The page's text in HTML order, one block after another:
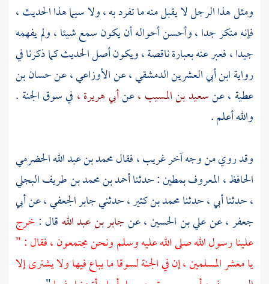
ومثل هذا الرجل لا يقبل منه ما تفرد به ، ولا سيما هذا الحديث ،
فإنه منكر جدا ، وأحسن أحواله أن يكون سمع شيئا ، ولم يفهمه
جيدا ، فعبر عنه بعبارة ناقصة ، ويكون أصل الحديث كما ذكرنا في
روايةابن أبي العشرين الدمشقي ،عنالأوزاعي ،عنحسان بن
عطية ،عنسعيد بن المسيب ،عنأبي هريرة ، في سوق الجنة .
والله أعلم .
وقد روي من وجه آخر غريب ، فقالمحمد بن عبد الله الحضرمي
الحافظ ، المعروف بمطين: حدثناأحمد بن محمد بن طريف البجلي
،حدثنا أبي ، حدثنامحمد بن كثير ،حدثنيجابر الجعفي ،عنأبي
جعفر ،عنعلي بن الحسين ،عنجابر بن عبد اللهقال : خرج
علينا رسول الله صلى الله عليه وسلم ونحن مجتمعون ، فقال : "
يا معشر المسلمين ، إن في الجنة لسوقا ما يباع فيها ولا يشترى إلا